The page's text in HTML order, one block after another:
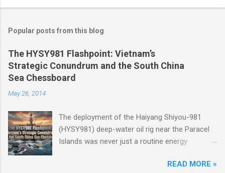
Popular posts from this blog
The HYSY981 Flashpoint: Vietnam’s
Strategic Conundrum and the South China
Sea Chessboard
May 26, 2014
The deployment of the Haiyang Shiyou-981
(HYSY981) deep-water oil rig near the Paracel
Islands was never just a routine energy
masterclass in China’s gray-zone tactics ,
READ MORE »